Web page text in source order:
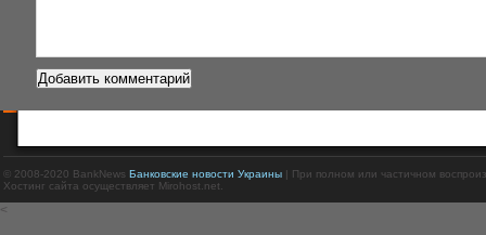
© 2008-2020 BankNews Банковские новости Украины| При полном или частичном
Хостинг сайта осуществляет Mirohost.net.
<